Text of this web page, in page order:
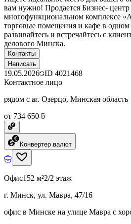
вам нужно! Продается Бизнес-
многофункциональном комплексе
торговые помещения и кафе в
развивайтесь и встречайтесь с
делового Минска.
Контакты
Написать
19.05.2026 ID 4021468
Контактное лицо
рядом с аг. Озерцо, Минская область
от 734 650 ƃ
Конвертер валют
Офис152 м²2/2 этаж
г. Минск, ул. Мавра, 47/16
офис в Минске на улице Мавра с